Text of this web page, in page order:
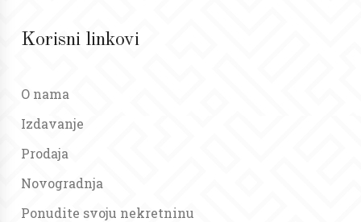
Korisni linkovi
O nama
Izdavanje
Prodaja
Novogradnja
Ponudite svoju nekretninu